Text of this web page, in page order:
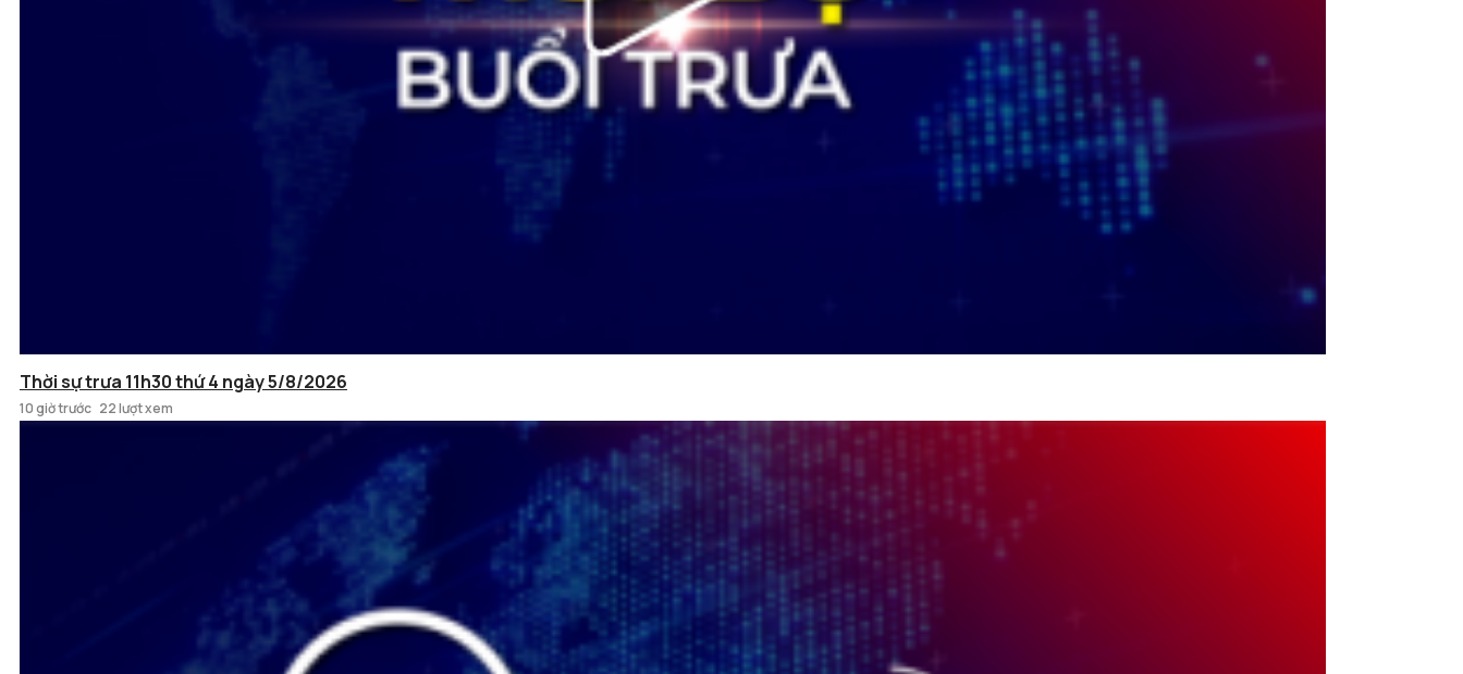
Thời sự trưa 11h30 thứ 4 ngày 5/8/2026
10 giờ trước 22 lượt xem